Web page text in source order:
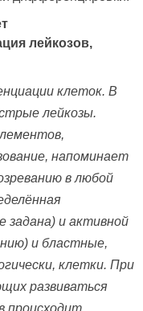
лейкозов,
клеток. В
лейкозы.
напоминает
в любой
задана) и активной
и бластные,
клетки. При
развиваться